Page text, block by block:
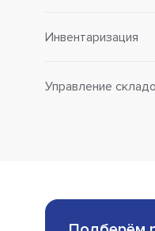
Инвентаризация
Управление